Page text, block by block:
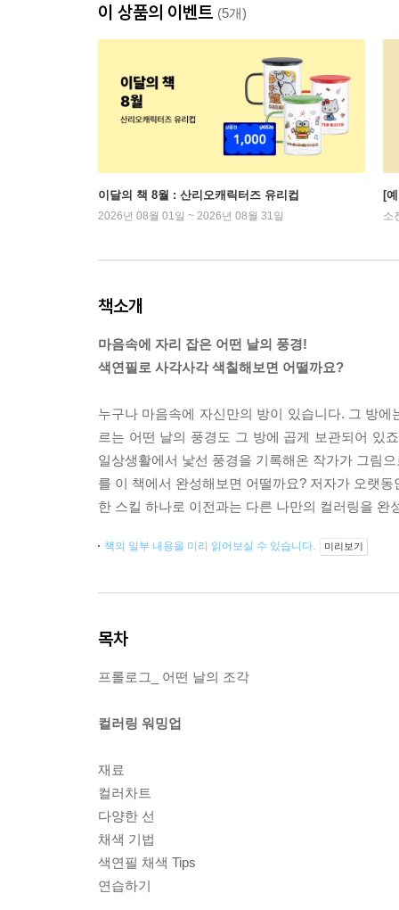
이 상품의 이벤트 (5개)
이달의 책 8월 : 산리오캐릭터즈 유리컵
2026년 08월 01일 ~ 2026년 08월 31일
[
소
책소개
마음속에 자리 잡은 어떤 날의 풍경!
색연필로 사각사각 색칠해보면 어떨까요?
누구나 마음속에 자신만의 방이 있습니다. 그 방
르는 어떤 날의 풍경도 그 방에 곱게 보관되어 있
일상생활에서 낯선 풍경을 기록해온 작가가 그림
를 이 책에서 완성해보면 어떨까요? 저자가 오랫
한 스킬 하나로 이전과는 다른 나만의 컬러링을 완
책의 일부 내용을 미리 읽어보실 수 있습니다. 미리보기
목차
프롤로그_ 어떤 날의 조각
컬러링 워밍업
재료
컬러차트
다양한 선
채색 기법
색연필 채색 Tips
연습하기